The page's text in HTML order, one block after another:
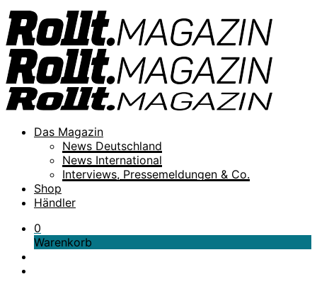
Das Magazin
News Deutschland
News International
Interviews, Pressemeldungen & Co.
Shop
Händler
0
Warenkorb